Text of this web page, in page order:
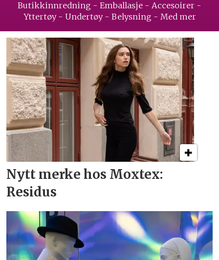
Butikkinnredning - Emballasje - Accesoirer -
Yttertøy - Undertøy - Belysning - Med mer
Nytt merke hos Moxtex:
Residus